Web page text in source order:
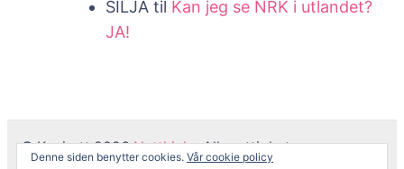
SILJA til Kan jeg se NRK i utlandet?
JA!
Denne siden benytter cookies. Vår cookie policy
© Kopirett 2026Netthjelp. Alle rettigheter er